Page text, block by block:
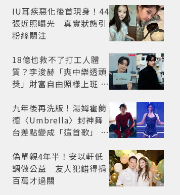
老闆
IU耳疾惡化後首現身！44
張近照曝光 真實狀態引
粉絲關注
18億也救不了打工人體
質？李浚赫「爽中樂透頭
獎」財富自由照樣上班 西
九年後再洗版！湯姆霍蘭
德〈Umbrella〉封神舞
台差點變成「這首歌」 造
開
偽單親4年半！安以軒低
調做公益 友人犯錯得捐
百萬才過關